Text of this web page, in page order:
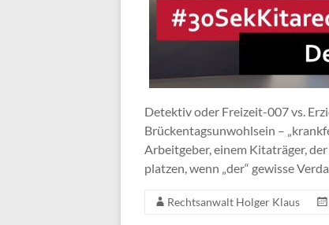
Detektiv oder Freizeit-007 vs.
Brückentagsunwohlsein –
Arbeitgeber, einem Kitaträger,
platzen, wenn „der“ gewisse
Rechtsanwalt Holger Klaus